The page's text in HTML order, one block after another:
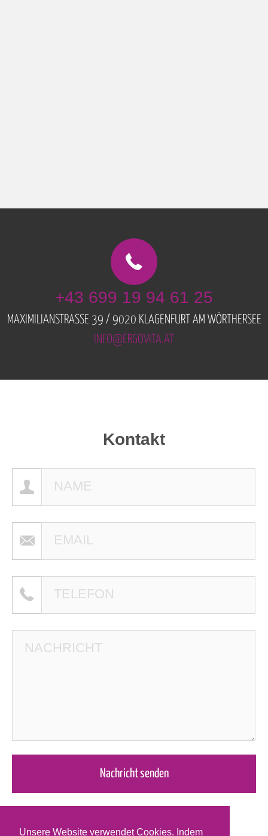
Unsere Website verwendet Cookies. Indem
+43 699 19 94 61 25
MAXIMILIANSTRASSE 39 / 9020 KLAGENFURT AM WÖRTHERSEE
INFO@ERGOVITA.AT
Kontakt